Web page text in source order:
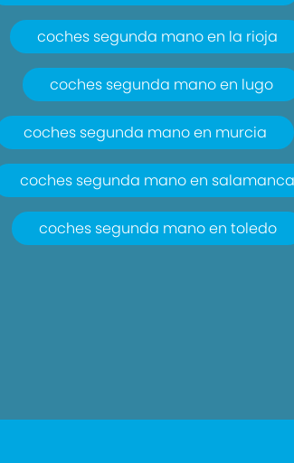
coches segunda mano en la rioja
coches segunda mano en lugo
coches segunda mano en murcia
coches segunda mano en salamanca
coches segunda mano en toledo